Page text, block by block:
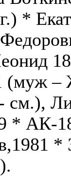
*
(муж
см.),
* АК-
*